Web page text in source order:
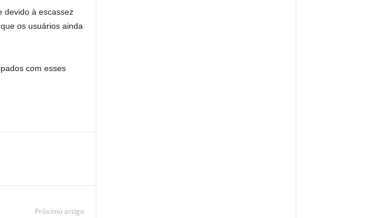
devido à escassez
os usuários ainda
com esses
Próximo artigo